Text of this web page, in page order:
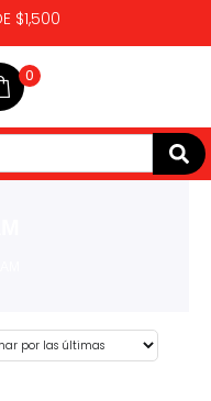
$1,500
0